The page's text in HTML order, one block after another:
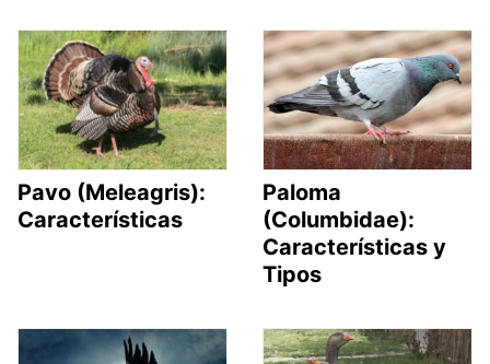
Pavo (Meleagris):
Características
Paloma
(Columbidae):
Características y
Tipos